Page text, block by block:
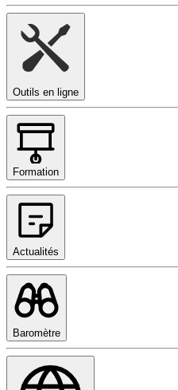
Outils en ligne
Formation
Actualités
Baromètre